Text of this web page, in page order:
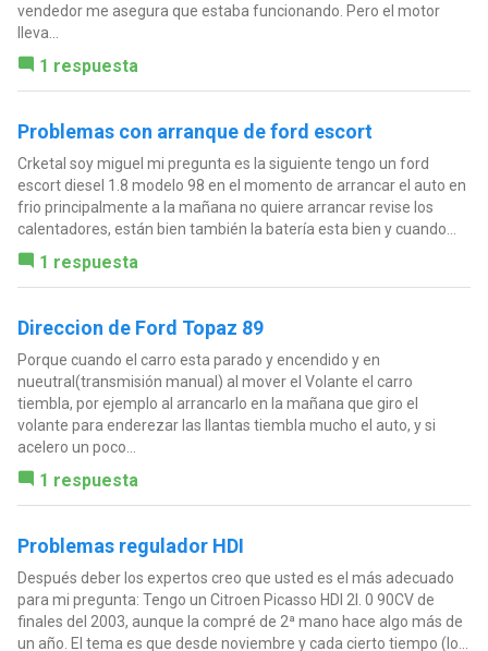
vendedor me asegura que estaba funcionando. Pero el motor
lleva...
1 respuesta
Problemas con arranque de ford escort
Crketal soy miguel mi pregunta es la siguiente tengo un ford
escort diesel 1.8 modelo 98 en el momento de arrancar el auto en
frio principalmente a la mañana no quiere arrancar revise los
calentadores, están bien también la batería esta bien y cuando...
1 respuesta
Direccion de Ford Topaz 89
Porque cuando el carro esta parado y encendido y en
nueutral(transmisión manual) al mover el Volante el carro
tiembla, por ejemplo al arrancarlo en la mañana que giro el
volante para enderezar las llantas tiembla mucho el auto, y si
acelero un poco...
1 respuesta
Problemas regulador HDI
Después deber los expertos creo que usted es el más adecuado
para mi pregunta: Tengo un Citroen Picasso HDI 2l. 0 90CV de
finales del 2003, aunque la compré de 2ª mano hace algo más de
un año. El tema es que desde noviembre y cada cierto tiempo (lo...